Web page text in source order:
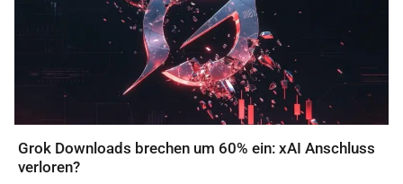
Grok Downloads brechen um 60% ein: xAI Anschluss
verloren?